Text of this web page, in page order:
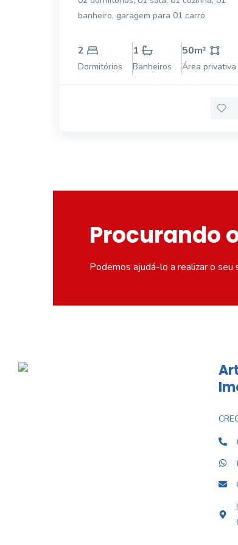
Jardim Veneza, Mogi
Guaçu.
banheiro, garagem para 01 carro
2
Dormitórios
1
Banheiros
50m²
Área privativa
Procurando
Podemos ajudá-lo a realizar o seu